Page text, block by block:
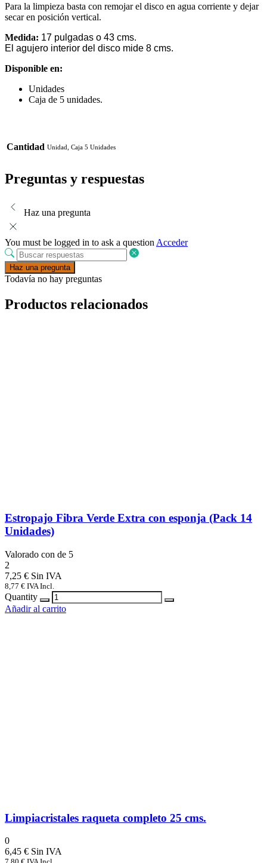
Para la limpieza basta con remojar el disco en agua corriente y dejar
secar en posición vertical.
Medida: 17 pulgadas o 43 cms.
El agujero interior del disco mide 8 cms.
Disponible en:
Unidades
Caja de 5 unidades.
Cantidad Unidad, Caja 5 Unidades
Preguntas y respuestas
Haz una pregunta
You must be logged in to ask a question Acceder
Haz una pregunta
Todavía no hay preguntas
Productos relacionados
Estropajo Fibra Verde Extra con esponja (Pack 14
Unidades)
Valorado con de 5
2
7,25 €
8,77 € IVA Incl.
Quantity
Añadir al carrito
Limpiacristales raqueta completo 25 cms.
0
6,45 €